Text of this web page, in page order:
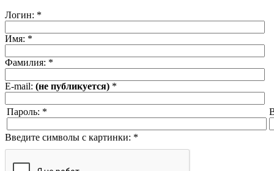
Логин: *
Имя: *
Фамилия: *
E-mail: (не публикуется) *
Пароль: *
Введите символы с картинки: *